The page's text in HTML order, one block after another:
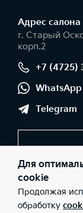
Адрес салонa
г. Старый
корп.2
+7 (4725)
WhatsApp
Telegram
© 2026
компания"
Для
cookie
Продолжая
обработку